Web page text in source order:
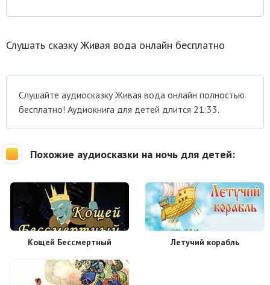
Слушать сказку Живая вода онлайн бесплатно
Cлушайте аудиосказку Живая вода онлайн полностью
бесплатно! Аудиокнига для детей длится 21:33.
Похожие аудиосказки на ночь для детей:
Кощей Бессмертный Летучий корабль